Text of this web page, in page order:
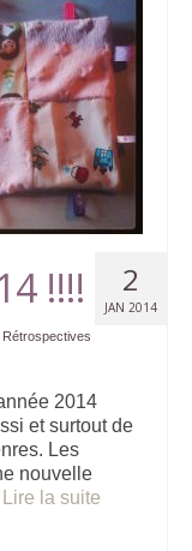
2
JAN 2014
!!!!
Rétrospectives
2014
et surtout de
Les
nouvelle
Lire la suite